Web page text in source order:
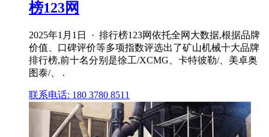
榜123网
2025年1月1日 · 排行榜123网依托全网大数据,根据品牌
价值、口碑评价等多项指数评选出了矿山机械十大品牌
排行榜,前十名分别是徐工/XCMG、卡特彼勒/、美卓奥
图泰/、 .
联系电话: 180 3780 8511